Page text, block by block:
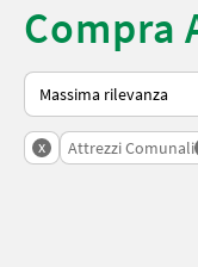
Compra
Ecco come viene
x Attrezzi Comunali